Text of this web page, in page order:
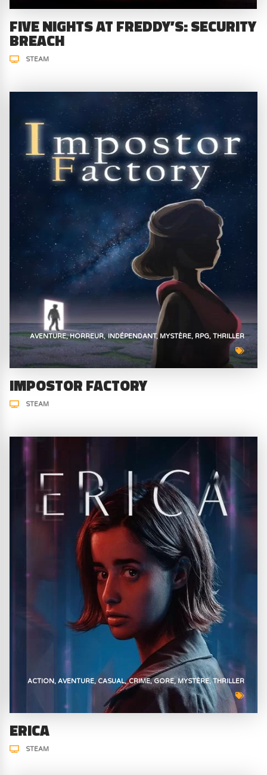
FIVE NIGHTS AT FREDDY’S: SECURITY
BREACH
STEAM
AVENTURE HORREUR INDÉPENDANT MYSTÈRE RPG THRILLER
IMPOSTOR FACTORY
STEAM
ACTION AVENTURE CASUAL CRIME GORE MYSTÈRE THRILLER
ERICA
STEAM